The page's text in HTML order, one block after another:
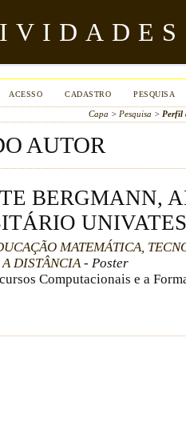
ACESSO CADASTRO PESQUISA
Capa > Pesquisa > Perfil
AUTOR
BERGMANN,
UNIVATES
MATEMÁTICA,
DISTÂNCIA - Poster
Computacionais e a